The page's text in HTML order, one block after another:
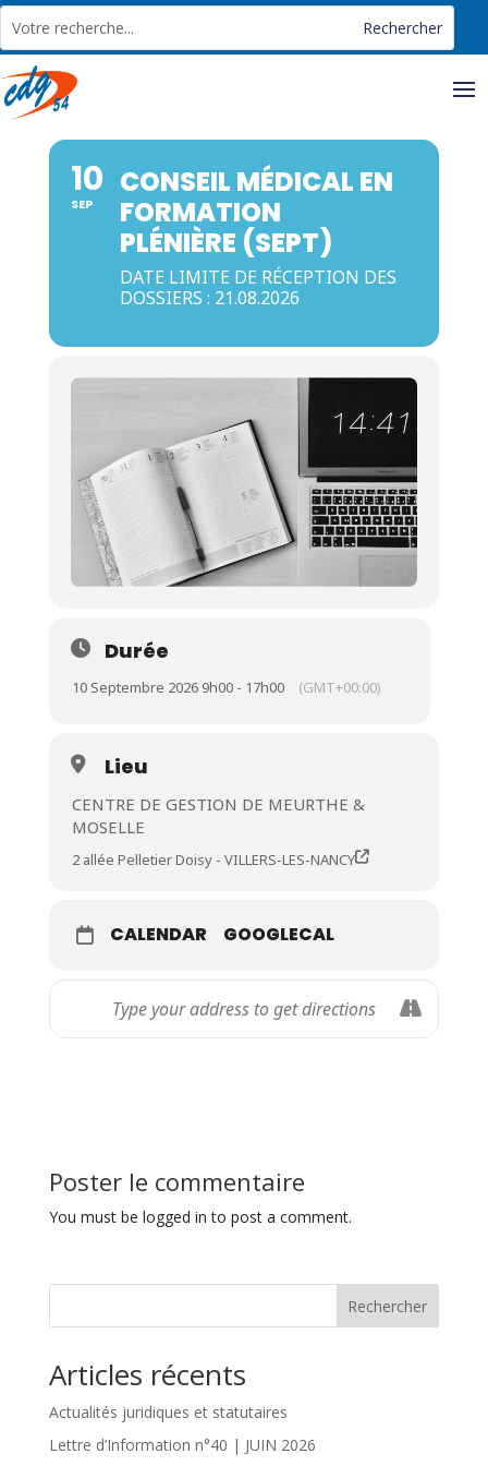
10
SEP
CONSEIL MÉDICAL EN
FORMATION
PLÉNIÈRE (SEPT)
DATE LIMITE DE RÉCEPTION DES
DOSSIERS : 21.08.2026
Durée
10 Septembre 2026 9h00 - 17h00 (GMT+00:00)
Lieu
CENTRE DE GESTION DE MEURTHE &
MOSELLE
2 allée Pelletier Doisy - VILLERS-LES-NANCY
CALENDAR GOOGLECAL
Poster le commentaire
You must be logged in to post a comment.
Rechercher
Articles récents
Actualités juridiques et statutaires
Lettre d’Information n°40 | JUIN 2026
Panneau de gestion des cookies